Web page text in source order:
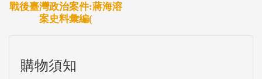
戰後臺灣政治案件:蔣海溶
案史料彙編(
購物須知